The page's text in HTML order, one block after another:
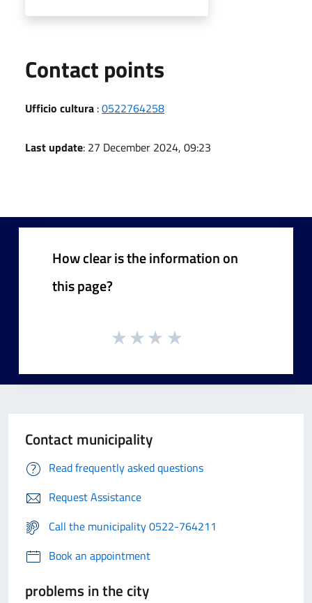
Contact points
Ufficio cultura :0522764258
Last update: 27 December 2024, 09:23
How clear is the information on
this page?
Contact municipality
Read frequently asked questions
Request Assistance
Call the municipality 0522-764211
Book an appointment
problems in the city